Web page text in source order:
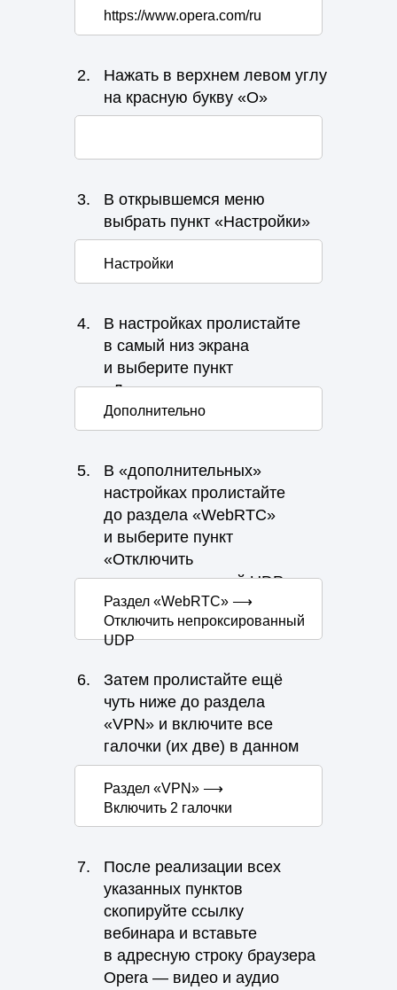
https://www.opera.com/ru
2.
Нажать в верхнем левом углу
на красную букву «О»
3.
В открывшемся меню
выбрать пункт «Настройки»
Настройки
4.
В настройках пролистайте
в самый низ экрана
и выберите пункт
«Дополнительно»
Дополнительно
5.
В «дополнительных»
настройках пролистайте
до раздела «WebRTC»
и выберите пункт
«Отключить
непроксированный UDP»
Раздел «WebRTC» ⟶
Отключить непроксированный
UDP
6.
Затем пролистайте ещё
чуть ниже до раздела
«VPN» и включите все
галочки (их две) в данном
разделе.
Раздел «VPN» ⟶
Включить 2 галочки
7.
После реализации всех
указанных пунктов
скопируйте ссылку
вебинара и вставьте
в адресную строку браузера
Opera — видео и аудио